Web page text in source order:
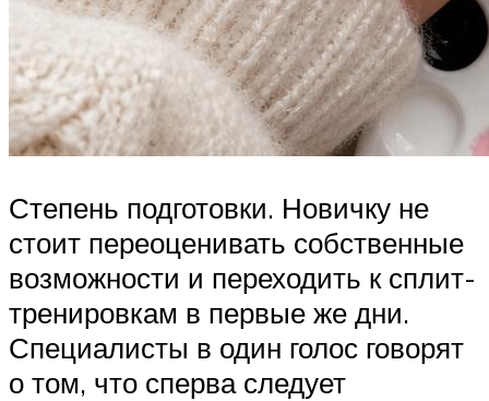
Степень подготовки. Новичку не
стоит переоценивать собственные
возможности и переходить к сплит-
тренировкам в первые же дни.
Специалисты в один голос говорят
о том, что сперва следует